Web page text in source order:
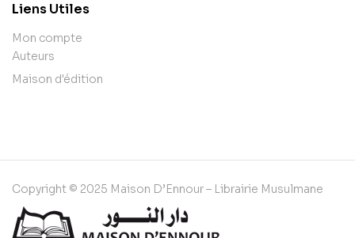
Liens Utiles
Mon compte
Auteurs
Maison d'édition
Copyright © 2025 Maison D’Ennour – Librairie Musulmane